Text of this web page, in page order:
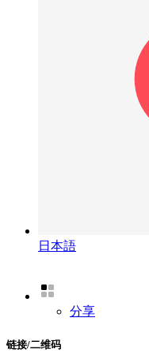
日本語
分享
链接/二维码